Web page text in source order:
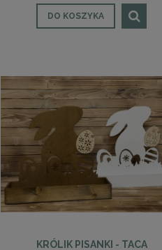
DO KOSZYKA
KRÓLIK PISANKI - TACA